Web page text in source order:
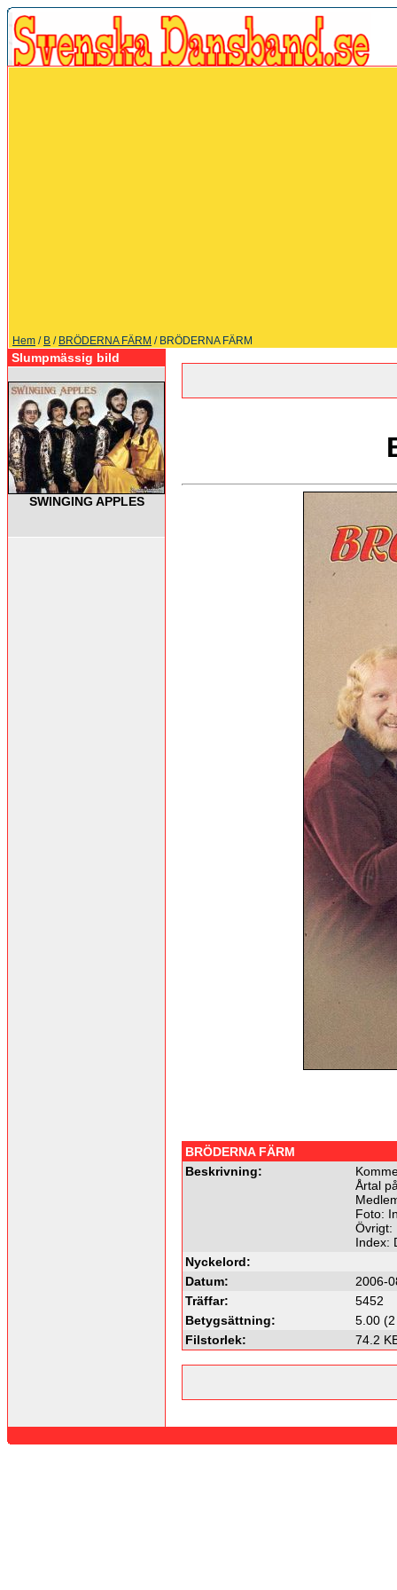
Hem / B / BRÖDERNA FÄRM / BRÖDERNA FÄRM
Slumpmässig bild
SWINGING APPLES
BRÖDERNA FÄRM
Beskrivning:
Årtal
Foto:
Övrigt:
Index:
Nyckelord:
Datum:
2006-
Träffar:
5452
Betygsättning:
5.00
Filstorlek:
74.2